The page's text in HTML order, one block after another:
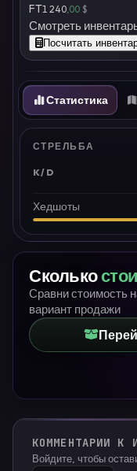
FT1 240 ,00 $
Смотреть
Посчитать
Статистика
СТРЕЛЬБА
K/D
Хедшоты
Сколько
Сравни стоимость
вариант продажи
КОММЕНТАРИИ К
Войдите, чтобы